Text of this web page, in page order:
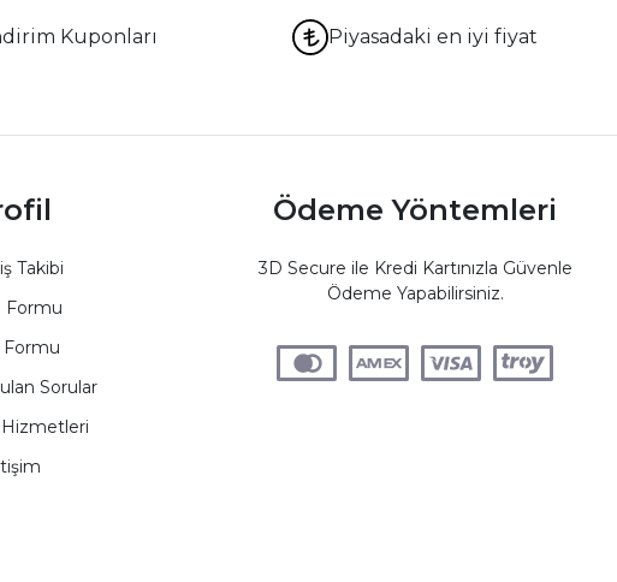
Kuponları Piyasadaki en iyi fiyat
Takibi
Formu
Formu
Sorular
Ödeme Yöntemleri
3D Secure ile Kredi Kartınızla Güvenle
Ödeme Yapabilirsiniz.